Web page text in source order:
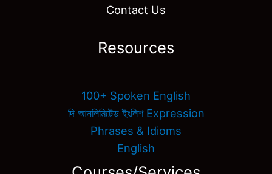
Contact Us
Resources
100+ Spoken English
দি আনলিমিটেড ইংলিশ Expression
Phrases & Idioms
English